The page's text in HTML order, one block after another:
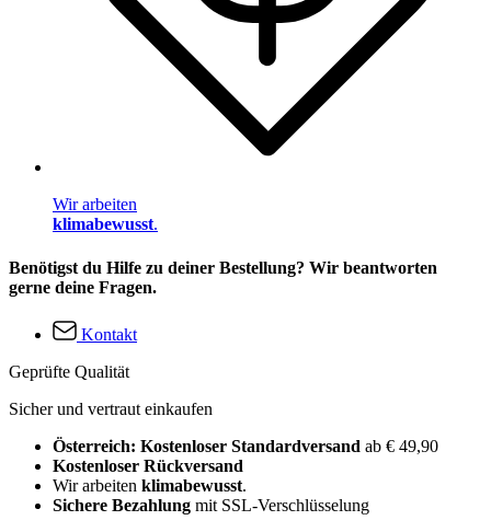
Wir arbeiten
klimabewusst.
Benötigst du Hilfe zu deiner Bestellung? Wir beantworten
gerne deine Fragen.
Kontakt
Geprüfte Qualität
Sicher und vertraut einkaufen
Österreich: Kostenloser Standardversand ab € 49,90
Kostenloser Rückversand
Wir arbeiten klimabewusst.
Sichere Bezahlung mit SSL-Verschlüsselung